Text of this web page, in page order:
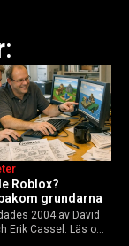
Roblox?
grundarna
2004 av David
Erik Cassel. Läs om